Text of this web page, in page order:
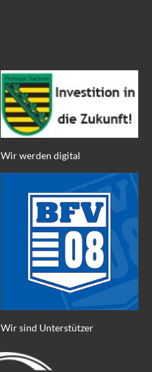
Wir werden digital
Wir sind Unterstützer